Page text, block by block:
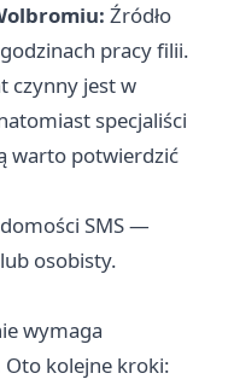
15.00
15.00
czwartek:
11.00 17.00
piątek: 8.00
14.00
Źródło
pracy filii.
czynny jest w
specjaliści
warto potwierdzić
SMS —
osobisty.
wymaga
kolejne kroki: